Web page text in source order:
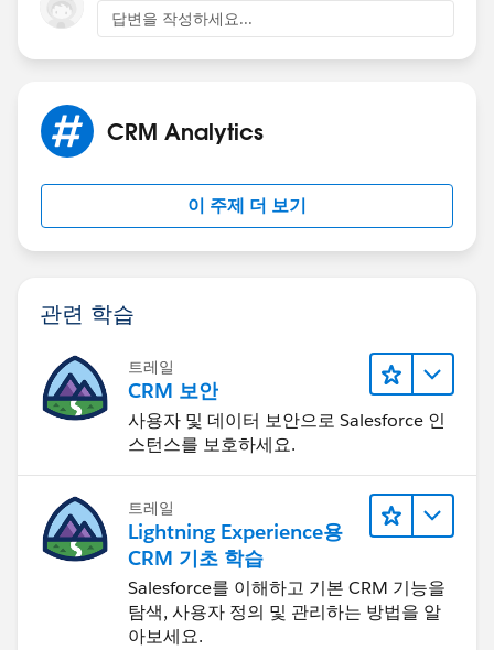
답변을 작성하세요...
CRM Analytics
이 주제 더 보기
관련 학습
트레일
CRM 보안
사용자 및 데이터 보안으로 Salesforce 인
스턴스를 보호하세요.
트레일
Lightning Experience용
CRM 기초 학습
Salesforce를 이해하고 기본 CRM 기능을
탐색, 사용자 정의 및 관리하는 방법을 알
아보세요.